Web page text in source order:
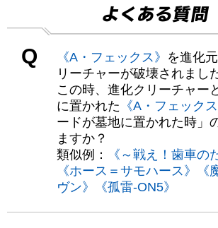
よくある質問
Q 《A・フェックス》 を進化
リーチャーが破壊されまし
この時、進化クリーチャー
に置かれた 《A・フェックス
ードが墓地に置かれた時」
ますか？
類似例：
《～戦え！歯車の
《ホース＝サモハース》
《
ヴン》
《孤雷-ON5》